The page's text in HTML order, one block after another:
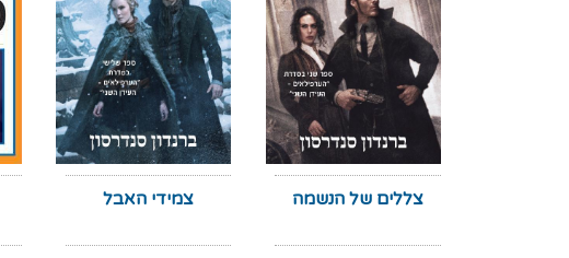
צללים של הנשמה צמידי האבל